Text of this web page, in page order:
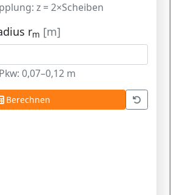
z = 2×Scheiben
rm [m]
0,07–0,12 m
Berechnen